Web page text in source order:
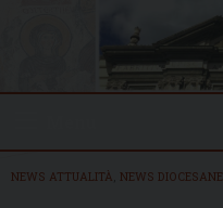
NEWS ATTUALITÀ NEWS DIOCESANE